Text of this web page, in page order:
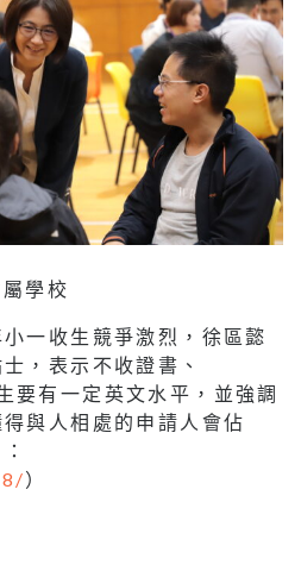
學校
一收生競爭激烈，徐區懿
，表示不收證書、
有一定英文水平，並強調
與人相處的申請人會佔
）